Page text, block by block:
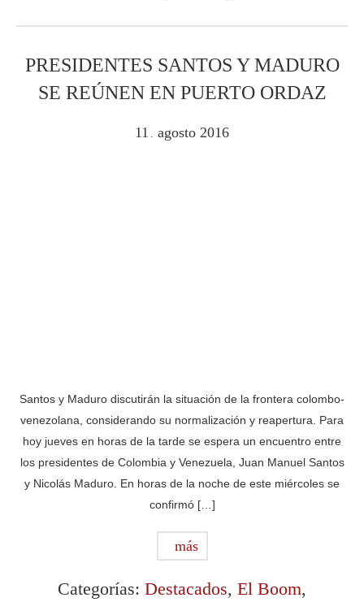
PRESIDENTES SANTOS Y MADURO
SE REÚNEN EN PUERTO ORDAZ
11 . agosto 2016
Santos y Maduro discutirán la situación de la frontera colombo-
venezolana, considerando su normalización y reapertura. Para
hoy jueves en horas de la tarde se espera un encuentro entre
los presidentes de Colombia y Venezuela, Juan Manuel Santos
y Nicolás Maduro. En horas de la noche de este miércoles se
confirmó […]
más
Categorías: Destacados, El Boom,